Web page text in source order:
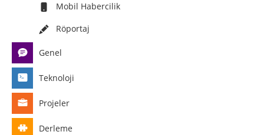
Mobil Habercilik
Röportaj
Genel
Teknoloji
Projeler
Derleme